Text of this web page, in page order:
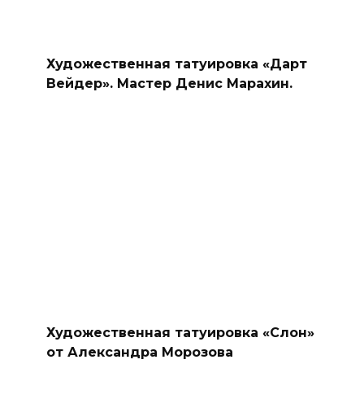
Художественная татуировка «Дарт
Вейдер». Мастер Денис Марахин.
Художественная татуировка «Слон»
от Александра Морозова